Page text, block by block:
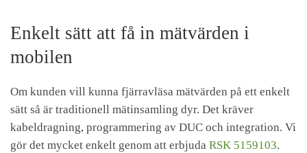
Enkelt sätt att få in mätvärden i
mobilen
Om kunden vill kunna fjärravläsa mätvärden på ett enkelt
sätt så är traditionell mätinsamling dyr. Det kräver
kabeldragning, programmering av DUC och integration. Vi
gör det mycket enkelt genom att erbjuda RSK 5159103.